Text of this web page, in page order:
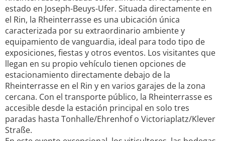
estado en Joseph-Beuys-Ufer. Situada directamente en
el Rin, la Rheinterrasse es una ubicación única
caracterizada por su extraordinario ambiente y
equipamiento de vanguardia, ideal para todo tipo de
exposiciones, fiestas y otros eventos. Los visitantes que
llegan en su propio vehículo tienen opciones de
estacionamiento directamente debajo de la
Rheinterrasse en el Rin y en varios garajes de la zona
cercana. Con el transporte público, la Rheinterrasse es
accesible desde la estación principal en solo tres
paradas hasta Tonhalle/Ehrenhof o Victoriaplatz/Klever
Straße.